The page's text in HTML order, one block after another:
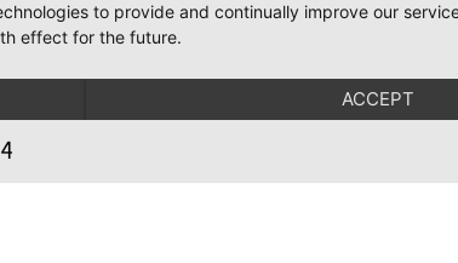
to provide and continually improve our
effect for the future.
ACCEPT